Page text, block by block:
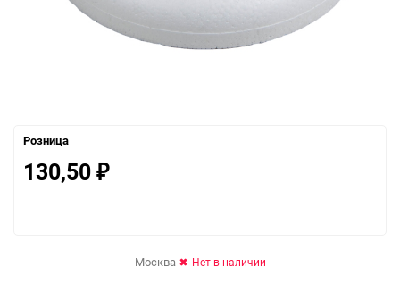
Розница
130,50 ₽
Москва Нет в наличии